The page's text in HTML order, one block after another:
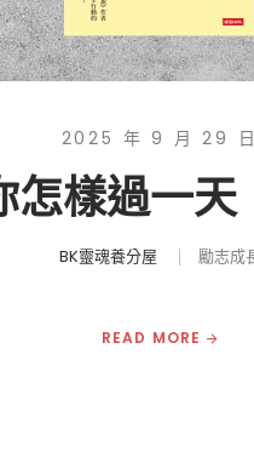
2025 年 9 月 29 日
樣過一天
BK靈魂養分屋 勵志成
READ MORE